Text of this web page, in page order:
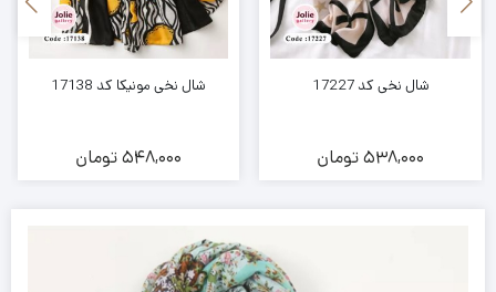
شال نخی کد 17227
538,000تومان
شال نخی مونیکا کد 17138
548,000تومان